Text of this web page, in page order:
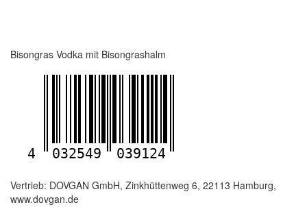
Bisongras Vodka mit Bisongrashalm
4 032549 039124
Vertrieb: DOVGAN GmbH, Zinkhüttenweg 6, 22113 Hamburg,
www.dovgan.de